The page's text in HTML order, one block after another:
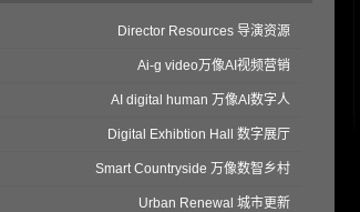
Director Resources 导演资源
Ai-g video万像AI视频营销
AI digital human 万像AI数字人
Digital Exhibtion Hall 数字展厅
Smart Countryside 万像数智乡村
Urban Renewal 城市更新